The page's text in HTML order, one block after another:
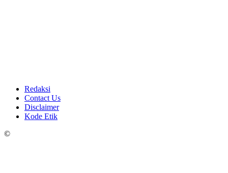
Redaksi
Contact Us
Disclaimer
Kode Etik
©